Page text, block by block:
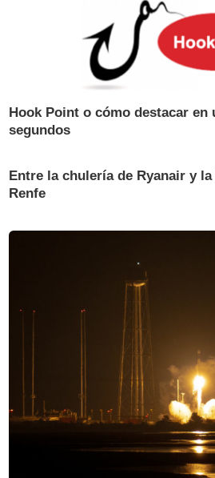
Hook Point o cómo destacar en
segundos
Entre la chulería de Ryanair y
Renfe